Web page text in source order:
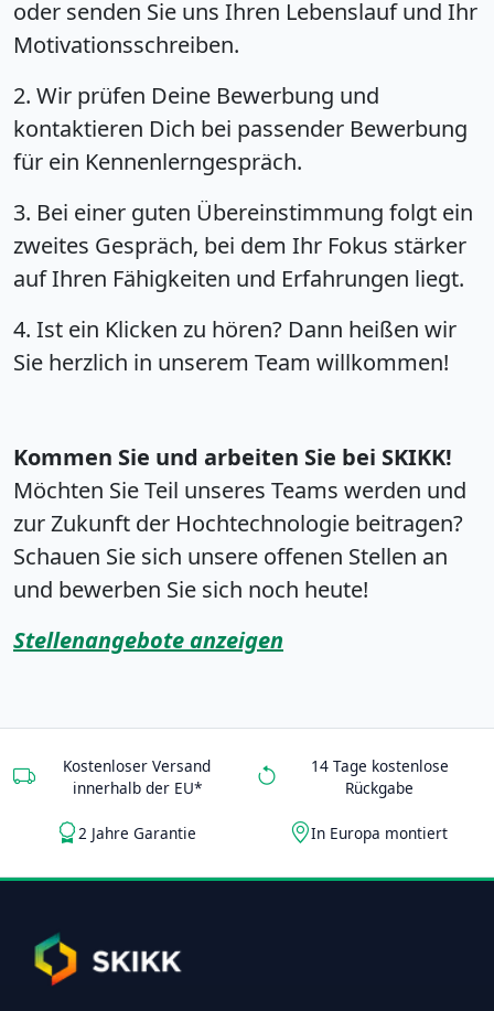
oder senden Sie uns Ihren Lebenslauf und Ihr
Motivationsschreiben.
2. Wir prüfen Deine Bewerbung und
kontaktieren Dich bei passender Bewerbung
für ein Kennenlerngespräch.
3. Bei einer guten Übereinstimmung folgt ein
zweites Gespräch, bei dem Ihr Fokus stärker
auf Ihren Fähigkeiten und Erfahrungen liegt.
4. Ist ein Klicken zu hören? Dann heißen wir
Sie herzlich in unserem Team willkommen!
Kommen Sie und arbeiten Sie bei SKIKK!
Möchten Sie Teil unseres Teams werden und
zur Zukunft der Hochtechnologie beitragen?
Schauen Sie sich unsere offenen Stellen an
und bewerben Sie sich noch heute!
Stellenangebote anzeigen
Kostenloser Versand
innerhalb der EU*
14 Tage kostenlose
Rückgabe
2 Jahre Garantie In Europa montiert